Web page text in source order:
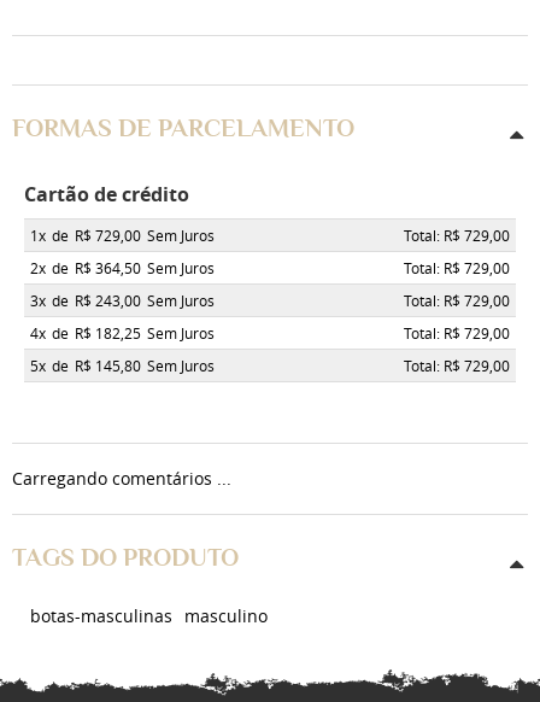
FORMAS DE PARCELAMENTO
Cartão de crédito
1x de R$ 729,00 Sem Juros
Total: R$ 729,00
2x de R$ 364,50 Sem Juros
Total: R$ 729,00
3x de R$ 243,00 Sem Juros
Total: R$ 729,00
4x de R$ 182,25 Sem Juros
Total: R$ 729,00
5x de R$ 145,80 Sem Juros Total: R$ 729,00
Carregando comentários ...
TAGS DO PRODUTO
botas-masculinas masculino